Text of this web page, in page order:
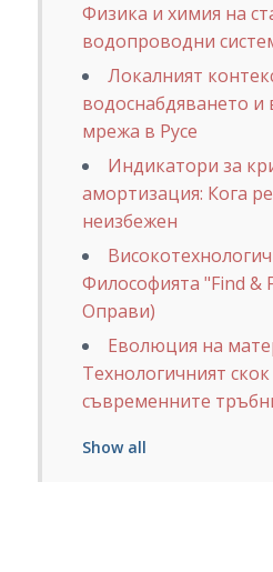
Физика и химия на
водопроводни
Локалният
водоснабдяването
мрежа в Русе
Индикатори за
амортизация: Кога
неизбежен
Философията "Find &
Оправи)
Еволюция на
Технологичният
съвременните
Show all